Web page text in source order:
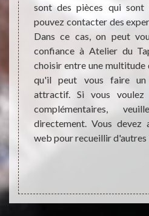
des
des
qui a
sont
se
de
sont des pièces qui sont
pouvez contacter des
Dans ce cas, on peut
confiance à Atelier du
choisir entre une multitude
qu'il peut vous faire
attractif. Si vous voulez
complémentaires,
directement. Vous devez
web pour recueillir d'autres